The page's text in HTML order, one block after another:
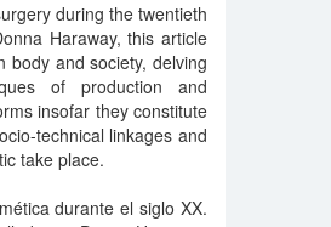
during the twentieth
Haraway, this article
body and society, delving
of production and
insofar they constitute
technical linkages and
take place.
durante el siglo XX.